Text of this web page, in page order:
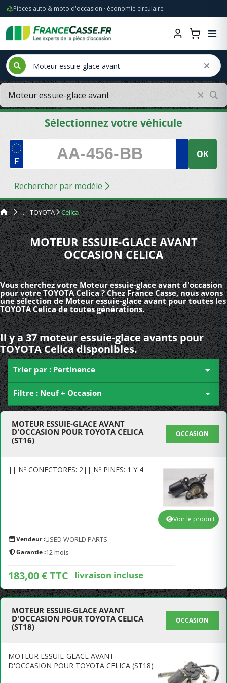
Pièces auto & moto d'occasion · économie circulaire
Sélectionnez votre véhicule
OK
Rechercher par modèle
TOYOTA Celica
MOTEUR ESSUIE-GLACE AVANT
OCCASION CELICA
Vous cherchez votre Moteur essuie-glace avant d'occasion
pour votre TOYOTA Celica ? Chez France Casse, nous avons
une sélection de Moteur essuie-glace avant pour toutes les
TOYOTA Celica de toutes générations.
Il y a 37 moteur essuie-glace avants pour
TOYOTA Celica disponibles.
Trier par : Pertinence 
Filtre : Neuf + Occasion 
MOTEUR ESSUIE-GLACE AVANT
D'OCCASION POUR TOYOTA CELICA
(ST16)
OCCASION
|| Nº CONECTORES: 2|| Nº PINES: 1 Y 4
Vendeur :USED WORLD PARTS
Garantie :12 mois
183,00 € TTC livraison incluse
Voir le produit
MOTEUR ESSUIE-GLACE AVANT
D'OCCASION POUR TOYOTA CELICA
(ST18)
OCCASION
MOTEUR ESSUIE-GLACE AVANT
D'OCCASION POUR TOYOTA CELICA (ST18)